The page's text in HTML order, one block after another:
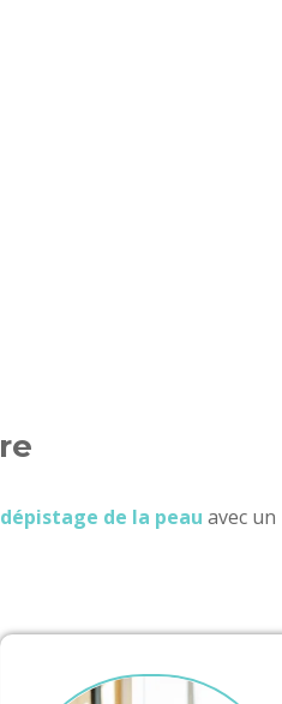
de la peau avec un